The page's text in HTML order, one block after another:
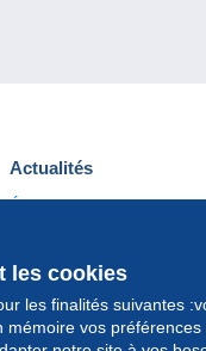
les cookies
les finalités suivantes
vos
Actualités
Événements Delcampe